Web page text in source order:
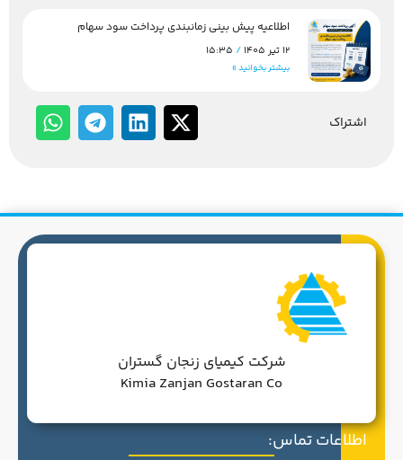
اشتراک
اطلاعیه پیش بینی زمانبندی پرداخت سود سهام
12 تیر 1405
بیشتر بخوانید »
اطلاعات تماس:
شرکت کیمیای زنجان گستران
Kimia Zanjan Gostaran Co